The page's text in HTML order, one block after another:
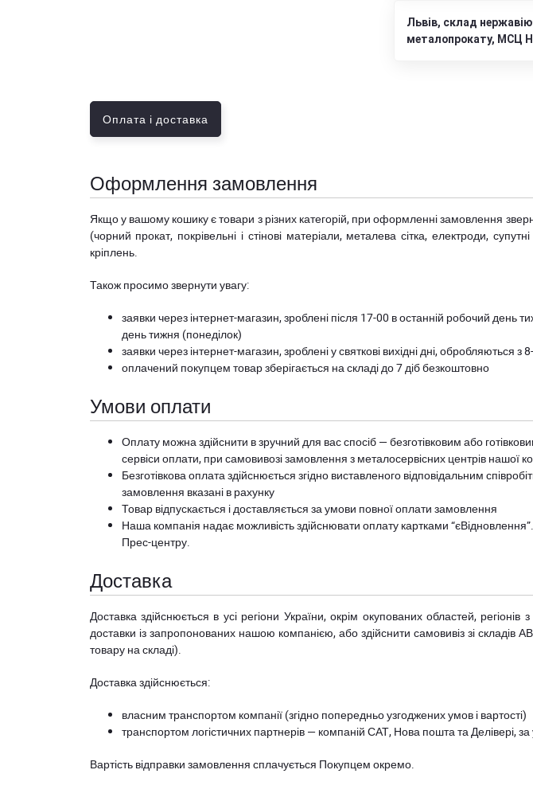
Львів, склад
металопрокату, МСЦ
Оплата і доставка
Оформлення замовлення
Якщо у вашому кошику є товари з різних категорій, при оформленні замовлення
(чорний прокат, покрівельні і стінові матеріали, металева сітка, електроди,
кріплень.
Також просимо звернути увагу:
заявки через інтернет-магазин, зроблені після 17-00 в останній робочий день
день тижня (понеділок)
заявки через інтернет-магазин, зроблені у святкові вихідні дні, обробляються
оплачений покупцем товар зберігається на складі до 7 діб безкоштовно
Умови оплати
Оплату можна здійснити в зручний для вас спосіб — безготівковим або
сервіси оплати, при самовивозі замовлення з металосервісних центрів нашої
Безготівкова оплата здійснюється згідно виставленого відповідальним
замовлення вказані в рахунку
Товар відпускається і доставляється за умови повної оплати замовлення
Наша компанія надає можливість здійснювати оплату картками
Прес-центру.
Доставка
Доставка здійснюється в усі регіони України, окрім окупованих областей,
доставки із запропонованих нашою компанією, або здійснити самовивіз зі складів
товару на складі).
Доставка здійснюється:
власним транспортом компанії (згідно попередньо узгоджених умов і вартості)
транспортом логістичних партнерів — компаній САТ, Нова пошта та Делівері,
Вартість відправки замовлення сплачується Покупцем окремо.